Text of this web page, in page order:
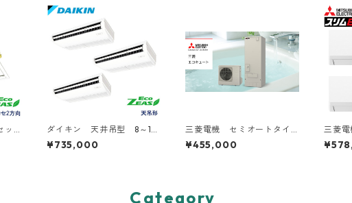
ッ
ダイキン 天井吊型 8～15
馬力 ツイン2対1トリプル3
対1
¥735,000
三菱電機 セミオートタイ
プ 工事費込み 補助金対
象機種
¥455,000
三菱
力 ツ
３対１
Category